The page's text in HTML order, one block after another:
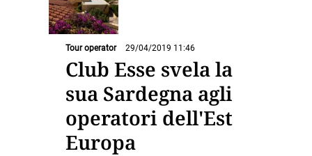
Tour operator 29/04/2019 11:46
Club Esse svela la
sua Sardegna agli
operatori dell'Est
Europa